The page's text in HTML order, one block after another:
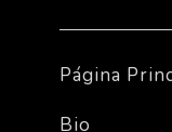
Página
Bio